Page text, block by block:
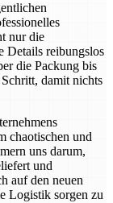
nur die
Details reibungslos
die Packung bis
damit nichts
chaotischen und
uns darum,
und
auf den neuen
Logistik sorgen zu